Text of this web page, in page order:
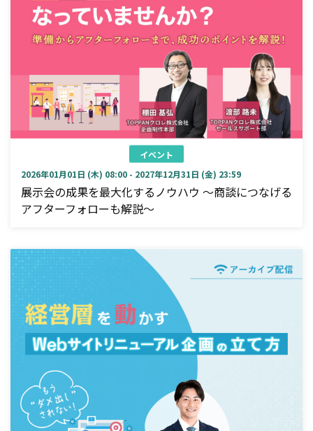
イベント
2026年01月01日 (木) 08:00 - 2027年12月31日 (金) 23:59
展示会の成果を最大化するノウハウ ～商談につなげる
アフターフォローも解説～